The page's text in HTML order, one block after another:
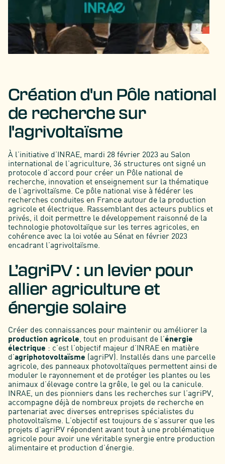
Création d'un Pôle national
de recherche sur
l'agrivoltaïsme
À l’initiative d’INRAE, mardi 28 février 2023 au Salon
international de l’agriculture, 36 structures ont signé un
protocole d’accord pour créer un Pôle national de
recherche, innovation et enseignement sur la thématique
de l’agrivoltaïsme. Ce pôle national vise à fédérer les
recherches conduites en France autour de la production
agricole et électrique. Rassemblant des acteurs publics et
privés, il doit permettre le développement raisonné de la
technologie photovoltaïque sur les terres agricoles, en
cohérence avec la loi votée au Sénat en février 2023
encadrant l’agrivoltaïsme.
L’agriPV : un levier pour
allier agriculture et
énergie solaire
Créer des connaissances pour maintenir ou améliorer la
production agricole, tout en produisant de l’énergie
électrique : c’est l’objectif majeur d’INRAE en matière
d’agriphotovoltaïsme (agriPV). Installés dans une parcelle
agricole, des panneaux photovoltaïques permettent ainsi de
moduler le rayonnement et de protéger les plantes ou les
animaux d’élevage contre la grêle, le gel ou la canicule.
INRAE, un des pionniers dans les recherches sur l’agriPV,
accompagne déjà de nombreux projets de recherche en
partenariat avec diverses entreprises spécialistes du
photovoltaïsme. L’objectif est toujours de s’assurer que les
projets d’agriPV répondent avant tout à une problématique
agricole pour avoir une véritable synergie entre production
alimentaire et production d’énergie.